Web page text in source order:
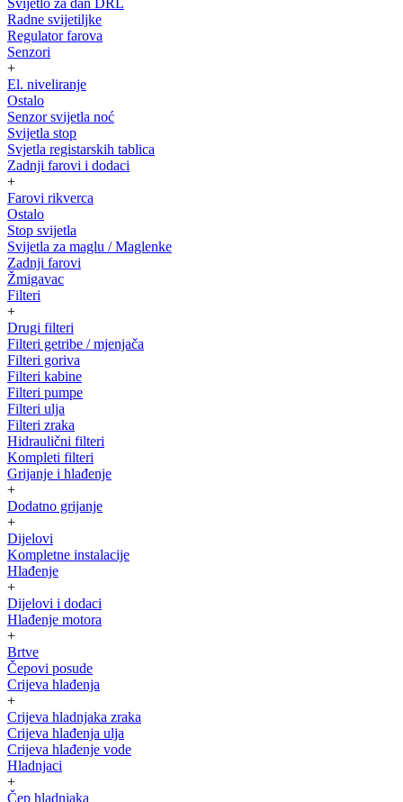
Svijetlo za dan DRL
Radne svijetiljke
Regulator farova
Senzori
+
El. niveliranje
Ostalo
Senzor svijetla noć
Svijetla stop
Svjetla registarskih tablica
Zadnji farovi i dodaci
+
Farovi rikverca
Ostalo
Stop svijetla
Svijetla za maglu / Maglenke
Zadnji farovi
Žmigavac
Filteri
+
Drugi filteri
Filteri getribe / mjenjača
Filteri goriva
Filteri kabine
Filteri pumpe
Filteri ulja
Filteri zraka
Hidraulični filteri
Kompleti filteri
Grijanje i hlađenje
+
Dodatno grijanje
+
Dijelovi
Kompletne instalacije
Hlađenje
+
Dijelovi i dodaci
Hlađenje motora
+
Brtve
Čepovi posude
Crijeva hlađenja
+
Crijeva hladnjaka zraka
Crijeva hlađenja ulja
Crijeva hlađenje vode
Hladnjaci
+
Čep hladnjaka